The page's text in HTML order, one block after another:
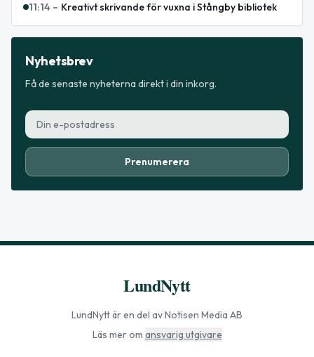
11:14 – Kreativt skrivande för vuxna i Stångby bibliotek
Nyhetsbrev
Få de senaste nyheterna direkt i din inkorg.
Prenumerera
LundNytt
LundNyttär en del av Notisen Media AB
Läs mer om ansvarig utgivare